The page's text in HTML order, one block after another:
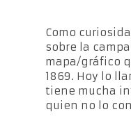
Como
sobre la
mapa/gráfico
1869. Hoy lo
tiene mucha
quien no lo